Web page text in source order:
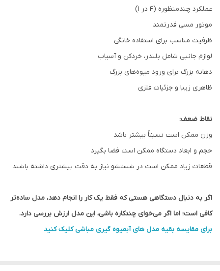
عملکرد چندمنظوره (۴ در ۱)
موتور مسی قدرتمند
ظرفیت مناسب برای استفاده خانگی
لوازم جانبی شامل بلندر، خردکن و آسیاب
دهانه بزرگ برای ورود میوه‌های بزرگ
ظاهری زیبا و جزئیات فلزی
نقاط ضعف:
وزن ممکن است نسبتاً بیشتر باشد
حجم و ابعاد دستگاه ممکن است فضا بگیرد
قطعات زیاد ممکن است در شستشو نیاز به دقت بیشتری داشته باشند
اگر به دنبال دستگاهی هستی که فقط یک کار را انجام دهد، مدل ساده‌تر
کافی است؛ اما اگر می‌خوای چندکاره باشی، این مدل ارزش بررسی دارد.
برای مقایسه بقیه مدل های آبمیوه گیری مباشی کلیک کنید